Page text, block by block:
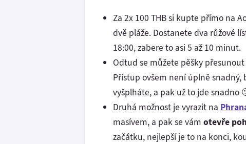
Za 2x 100 THB si kupte přímo na
dvě pláže. Dostanete dva růžové
18:00, zabere to asi 5 až 10 minut.
Odtud se můžete pěšky
Přístup ovšem není úplně
vyšplháte, a pak už to jde snadno
Druhá možnost je vyrazit na
masívem, a pak se vám otevře
začátku, nejlepší je to na konci,